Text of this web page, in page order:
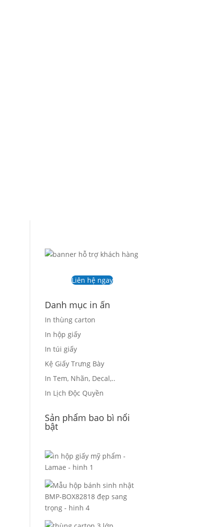
Liên hệ ngay
Danh mục in ấn
In thùng carton
In hộp giấy
In túi giấy
Kệ Giấy Trưng Bày
In Tem, Nhãn, Decal,..
In Lịch Độc Quyền
Sản phẩm bao bì nổi
bật